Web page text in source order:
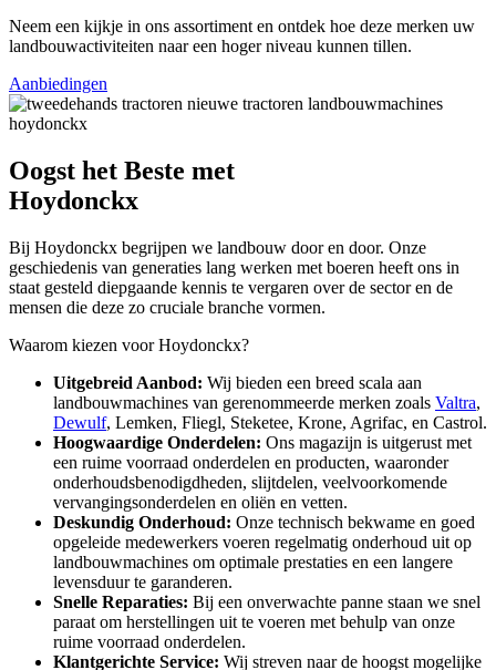
Neem een kijkje in ons assortiment en ontdek hoe deze merken uw
landbouwactiviteiten naar een hoger niveau kunnen tillen.
Aanbiedingen
Oogst het Beste met
Hoydonckx
Bij Hoydonckx begrijpen we landbouw door en door. Onze
geschiedenis van generaties lang werken met boeren heeft ons in
staat gesteld diepgaande kennis te vergaren over de sector en de
mensen die deze zo cruciale branche vormen.
Waarom kiezen voor Hoydonckx?
Uitgebreid Aanbod: Wij bieden een breed scala aan
landbouwmachines van gerenommeerde merken zoals Valtra,
Dewulf, Lemken, Fliegl, Steketee, Krone, Agrifac, en Castrol.
Hoogwaardige Onderdelen: Ons magazijn is uitgerust met
een ruime voorraad onderdelen en producten, waaronder
onderhoudsbenodigdheden, slijtdelen, veelvoorkomende
vervangingsonderdelen en oliën en vetten.
Deskundig Onderhoud: Onze technisch bekwame en goed
opgeleide medewerkers voeren regelmatig onderhoud uit op
landbouwmachines om optimale prestaties en een langere
levensduur te garanderen.
Snelle Reparaties: Bij een onverwachte panne staan we snel
paraat om herstellingen uit te voeren met behulp van onze
ruime voorraad onderdelen.
Klantgerichte Service: Wij streven naar de hoogst mogelijke